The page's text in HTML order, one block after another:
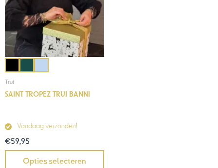
Trui
SAINT TROPEZ TRUI BANNI
Vandaag verzonden!
€59,95
Opties selecteren